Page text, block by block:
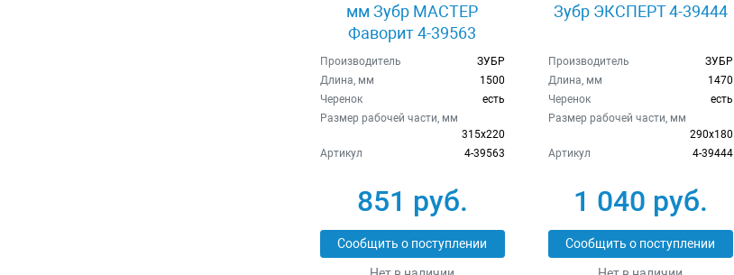
мм Зубр МАСТЕР
Фаворит 4-39563
Производитель
ЗУБР
Длина, мм
1500
Черенок
есть
Размер рабочей части, мм
315х220
Артикул
4-39563
851 руб.
Сообщить о поступлении
Зубр ЭКСПЕРТ 4-39444
Производитель
ЗУБР
Длина, мм
1470
Черенок
есть
Размер рабочей части, мм
290х180
Артикул
4-39444
1 040 руб.
Сообщить о поступлении